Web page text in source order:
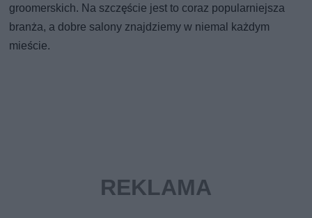
groomerskich. Na szczęście jest to coraz popularniejsza
branża, a dobre salony znajdziemy w niemal każdym
mieście.